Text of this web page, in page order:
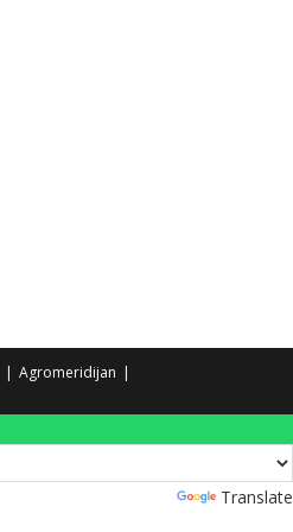
Agromeridijan
Translate